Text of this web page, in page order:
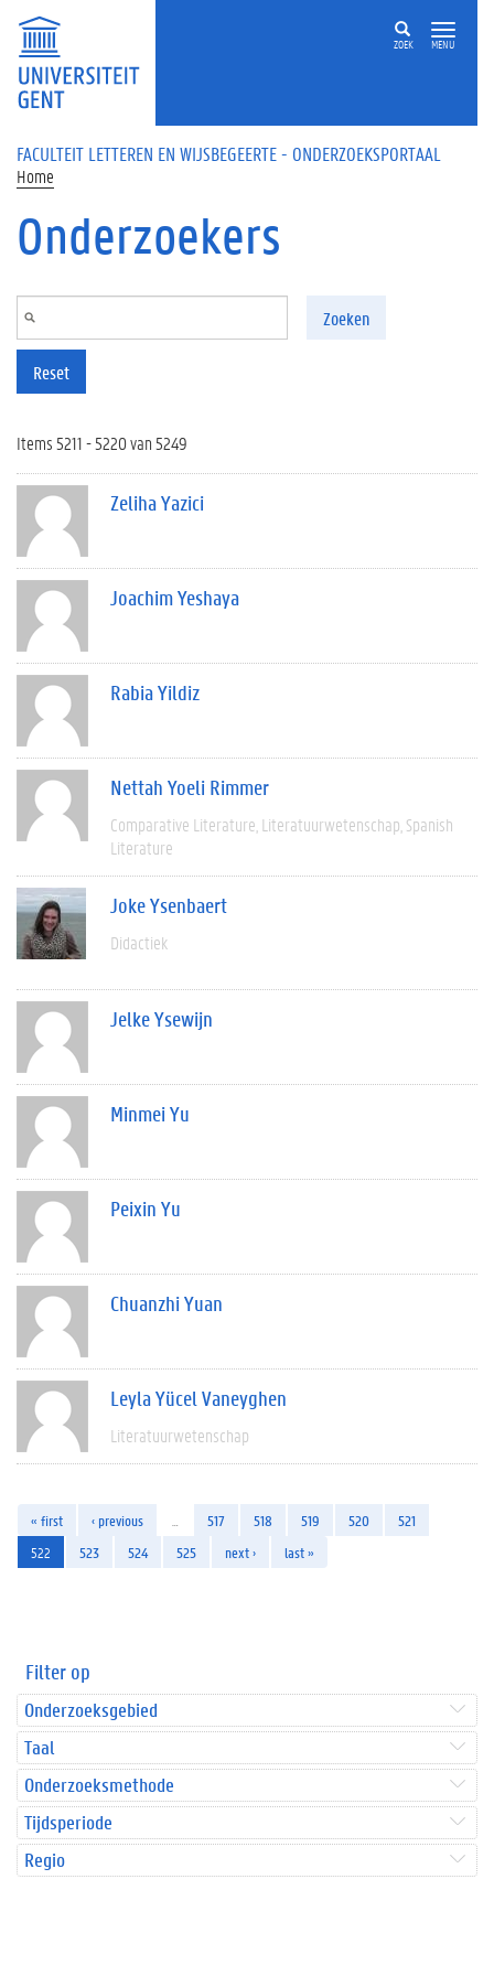
Overslaan en naar de inhoud gaan
ZOEK MENU
FACULTEIT LETTEREN EN WIJSBEGEERTE - ONDERZOEKSPORTAAL
Home
Onderzoekers
Zoeken
Reset
Items 5211 - 5220 van 5249
Zeliha Yazici
Joachim Yeshaya
Rabia Yildiz
Nettah Yoeli Rimmer
Comparative Literature Literatuurwetenschap Spanish
Literature
Joke Ysenbaert
Didactiek
Jelke Ysewijn
Minmei Yu
Peixin Yu
Chuanzhi Yuan
Leyla Yücel Vaneyghen
Literatuurwetenschap
« first ‹ previous 517 518 519 520
521
522
523 524 525 next › last »
Filter op
Onderzoeksgebied
Taal
Onderzoeksmethode
Tijdsperiode
Regio